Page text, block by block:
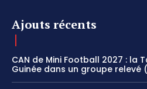
Ajouts récents
CAN de Mini Football 2027 : la
Guinée dans un groupe